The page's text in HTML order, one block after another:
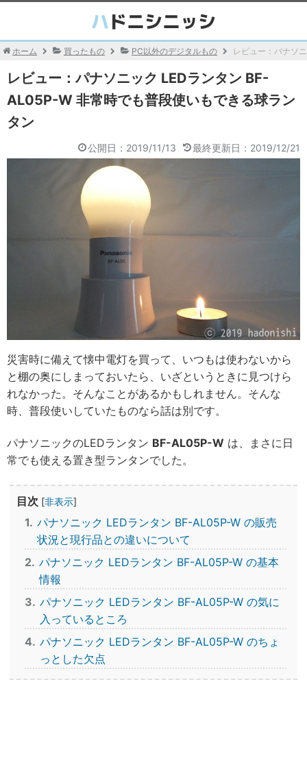
ホーム 買ったもの PC以外のデジタルもの レビュー：パナソ
レビュー：パナソニック LEDランタン BF-
AL05P-W 非常時でも普段使いもできる球ラン
タン
公開日：2019/11/13 最終更新日：2019/12/21
災害時に備えて懐中電灯を買って、いつもは使わないから
と棚の奥にしまっておいたら、いざというときに見つけら
れなかった。そんなことがあるかもしれません。そんな
時、普段使いしていたものなら話は別です。
パナソニックのLEDランタン BF-AL05P-W は、まさに日
常でも使える置き型ランタンでした。
目次 [非表示]
1 パナソニック LEDランタン BF-AL05P-W の販売
状況と現行品との違いについて
2 パナソニック LEDランタン BF-AL05P-W の基本
情報
3 パナソニック LEDランタン BF-AL05P-W の気に
入っているところ
4 パナソニック LEDランタン BF-AL05P-W のちょ
っとした欠点